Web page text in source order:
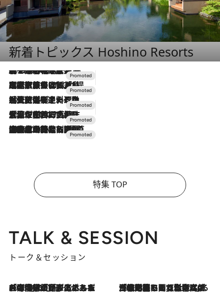
新着トピックス Hoshino Resorts
2026.8.7
【トンボの足水浴】ヒノキの香りに包まれて涼感マックス！約13℃の湧水かけ流しを避暑地「星野温泉 トンボの湯」で体験
2026.7.31
【ホテル帰省】という選択肢をOMOが提案。家族とほどよい距離を保つには「昼は実家、夜は気兼ねなくホテルで！」
2026.7.24
【夏限定ディナーコース】旬を迎える稚鮎や花ズッキーニなどをイタリア・トスカーナの郷土料理の手法で満喫！
2026.7.17
「土佐和ハーブかき氷」がOMO7高知に登場！生姜、山椒、大葉など目にも舌にも涼を呼ぶ郷土の味
2026.7.10
NEW OPEN！【界 草津】名湯の地に誕生。趣の異なる2種の温泉と上州ならではの会席・蕎麦割烹など美食を味わう究極の癒やし旅
特集 TOP
TALK & SESSION
トーク＆セッション
2026.8.3
「今後値上げがあるとすれば…」「リスクがあるのは今年の冬」エネルギー専門家が語る、ホルムズ海峡封鎖が家庭にもたらす“ある心配” 2026.8.3
「住宅建てられない…」「サーチャージ料の高値が続いている」ホルムズ海峡封鎖による影響はいつまで続く？《エネルギー専門家に聞く“どうなる日本の暮らし”》